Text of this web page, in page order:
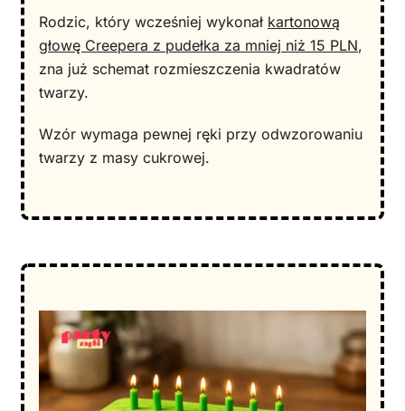
Rodzic, który wcześniej wykonał kartonową
głowę Creepera z pudełka za mniej niż 15 PLN,
zna już schemat rozmieszczenia kwadratów
twarzy.
Wzór wymaga pewnej ręki przy odwzorowaniu
twarzy z masy cukrowej.